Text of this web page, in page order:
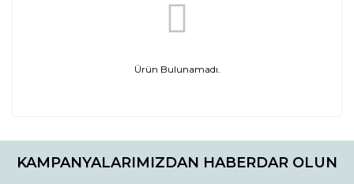
Ürün Bulunamadı.
KAMPANYALARIMIZDAN HABERDAR OLUN